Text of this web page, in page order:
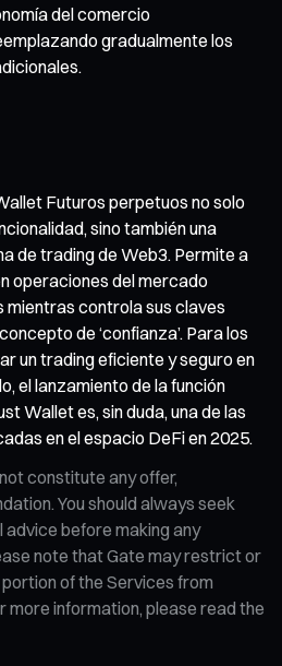
del comercio
gradualmente los
Futuros perpetuos no solo
sino también una
de trading de Web3. Permite a
operaciones del mercado
mientras controla sus claves
de ‘confianza’. Para los
un trading eficiente y seguro en
el lanzamiento de la función
Wallet es, sin duda, una de las
en el espacio DeFi en 2025.
constitute any offer,
You should always seek
before making any
note that Gate may restrict or
of the Services from
information, please read the